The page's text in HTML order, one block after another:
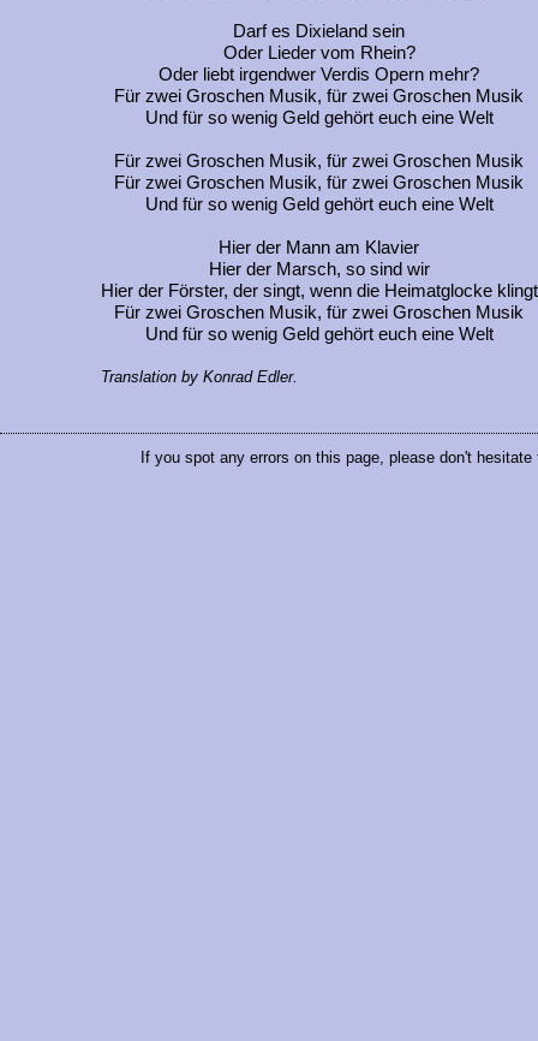
Darf es Dixieland sein
Oder Lieder vom Rhein?
Oder liebt irgendwer Verdis Opern mehr?
Für zwei Groschen Musik, für zwei Groschen Musik
Und für so wenig Geld gehört euch eine Welt
Für zwei Groschen Musik, für zwei Groschen Musik
Für zwei Groschen Musik, für zwei Groschen Musik
Und für so wenig Geld gehört euch eine Welt
Hier der Mann am Klavier
Hier der Marsch, so sind wir
Hier der Förster, der singt, wenn die Heimatglocke klingt
Für zwei Groschen Musik, für zwei Groschen Musik
Und für so wenig Geld gehört euch eine Welt
Translation by Konrad Edler.
If you spot any errors on this page, please don't